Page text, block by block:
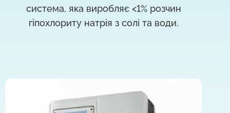
система, яка виробляє <1% розчин
гіпохлориту натрія з солі та води.